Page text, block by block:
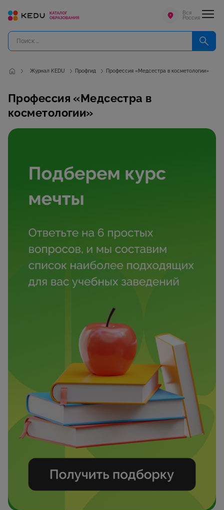
Вся
Россия
Журнал KEDU Профгид Профессия «Медсестра в косметологии»
Профессия «Медсестра в
косметологии»